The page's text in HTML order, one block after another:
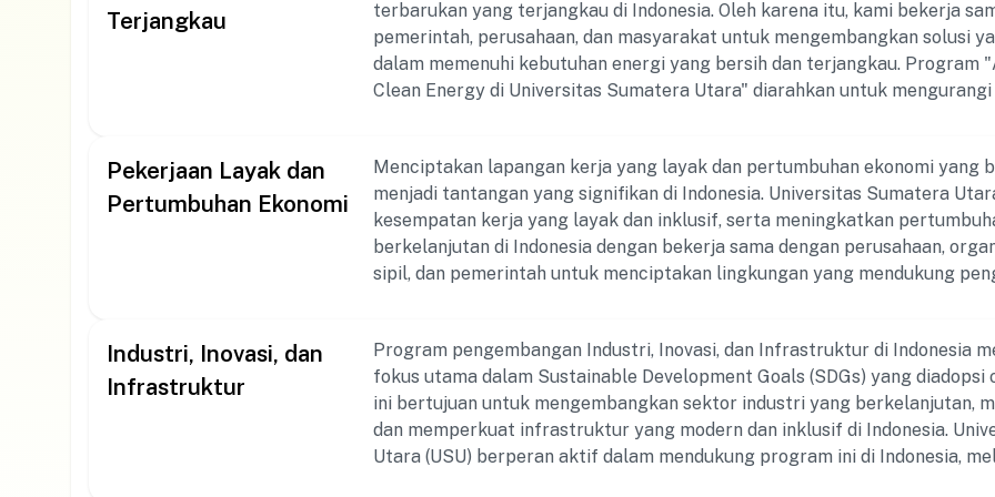
melangsungkan kerja sama dengan pemerintah, LSM, dan komunitas lokal
mengembangkan solusi inovatif dan berkelanjutan dalam memenuhi
sanitasi di Indonesia. Mari bergandengan tangan menuju masa depan yang
mengatasi masalah air bersih dan sanitasi di Indonesia.
Terjangkau
terbarukan yang terjangkau di Indonesia. Oleh karena itu, kami bekerja
pemerintah, perusahaan, dan masyarakat untuk mengembangkan solusi
dalam memenuhi kebutuhan energi yang bersih dan terjangkau. Program
Clean Energy di Universitas Sumatera Utara" diarahkan untuk
energi terbarukan, seperti panel surya, energi panas bumi, dan teknologi
gedung-gedung kampus kami. Melalui program ini, kami juga menyelenggarakan kampanye
edukasi tentang manfaat penggunaan energi bersih dan cara
sehari-hari. Kami berusaha untuk melibatkan mahasiswa dan staf
proyek energi terbarukan, serta menyediakan pelatihan dan kesempatan
Pekerjaan Layak dan
Pertumbuhan Ekonomi
Menciptakan lapangan kerja yang layak dan pertumbuhan ekonomi yang
menjadi tantangan yang signifikan di Indonesia. Universitas Sumatera
kesempatan kerja yang layak dan inklusif, serta meningkatkan
berkelanjutan di Indonesia dengan bekerja sama dengan perusahaan,
sipil, dan pemerintah untuk menciptakan lingkungan yang mendukung
pengembangan keterampilan bagi mahasiswa dan masyarakat umum.
memfasilitasi koneksi antara pencari kerja dan peluang pekerjaan yang
mendukung usaha kecil dan menengah dalam pertumbuhan mereka. Mari bersama-sama
menciptakan masa depan yang lebih baik melalui pekerjaan layak dan
di Indonesia. Kunjungi laman SDGs Universitas Sumatera Utara sekarang
Industri, Inovasi, dan
Infrastruktur
Program pengembangan Industri, Inovasi, dan Infrastruktur di Indonesia
fokus utama dalam Sustainable Development Goals (SDGs) yang diadopsi
ini bertujuan untuk mengembangkan sektor industri yang berkelanjutan,
dan memperkuat infrastruktur yang modern dan inklusif di Indonesia.
Utara (USU) berperan aktif dalam mendukung program ini di Indonesia,